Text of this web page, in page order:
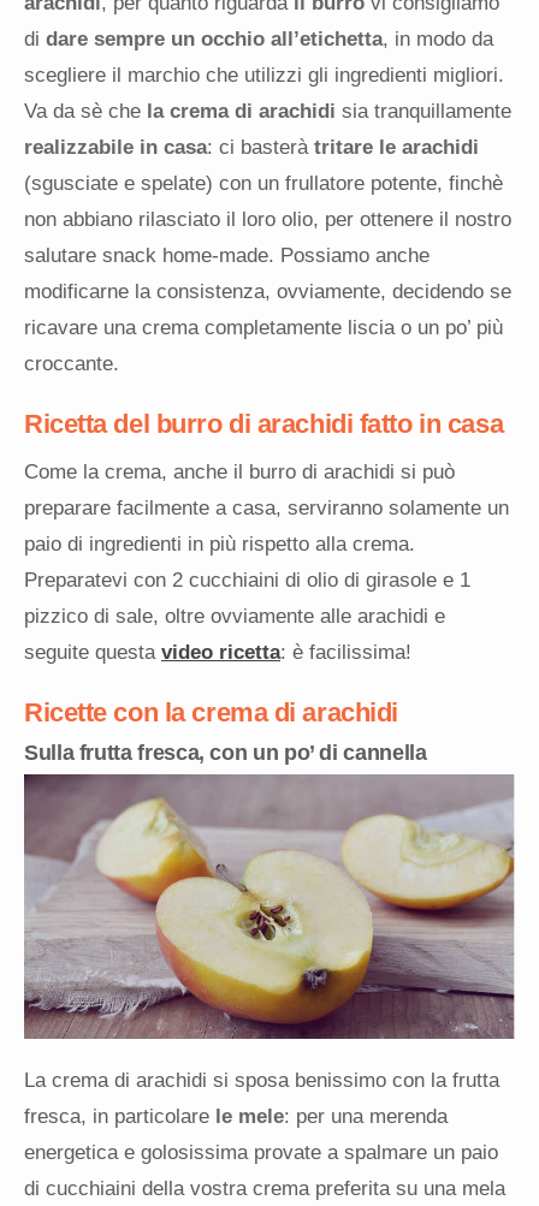
di dare sempre un occhio all’etichetta, in modo da
scegliere il marchio che utilizzi gli ingredienti migliori.
Va da sè che la crema di arachidi sia tranquillamente
realizzabile in casa: ci basterà tritare le arachidi
(sgusciate e spelate) con un frullatore potente, finchè
non abbiano rilasciato il loro olio, per ottenere il nostro
salutare snack home-made. Possiamo anche
modificarne la consistenza, ovviamente, decidendo se
ricavare una crema completamente liscia o un po’ più
croccante.
Ricetta del burro di arachidi fatto in casa
Come la crema, anche il burro di arachidi si può
preparare facilmente a casa, serviranno solamente un
paio di ingredienti in più rispetto alla crema.
Preparatevi con 2 cucchiaini di olio di girasole e 1
pizzico di sale, oltre ovviamente alle arachidi e
seguite questa video ricetta: è facilissima!
Ricette con la crema di arachidi
Sulla frutta fresca, con un po’ di cannella
La crema di arachidi si sposa benissimo con la frutta
fresca, in particolare le mele: per una merenda
energetica e golosissima provate a spalmare un paio
di cucchiaini della vostra crema preferita su una mela